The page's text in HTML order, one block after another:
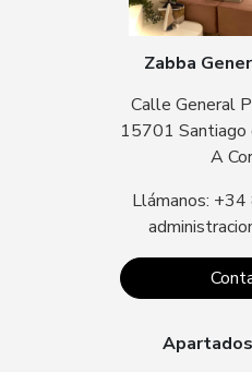
Zabba
Calle General
15701 Santiago
A
Llámanos: